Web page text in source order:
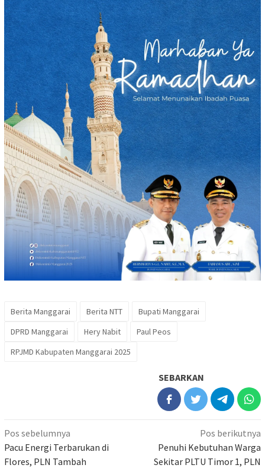
Berita Manggarai Berita NTT
Bupati Manggarai
DPRD Manggarai
Hery Nabit
Paul Peos
RPJMD Kabupaten Manggarai 2025
SEBARKAN
Navigasi
pos
Pos sebelumnya
Pacu Energi Terbarukan di
Flores, PLN Tambah
Pos berikutnya
Penuhi Kebutuhan Warga
Sekitar PLTU Timor 1, PLN